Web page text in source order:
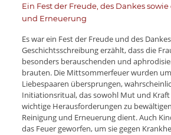
Ein Fest der Freude, des Dankes
und Erneuerung
Es war ein Fest der Freude und des
Geschichtsschreibung erzählt, dass die
besonders berauschenden und
brauten. Die Mittsommerfeuer wurden
Liebespaaren übersprungen,
Initiationsritual, das sowohl Mut und
wichtige Herausforderungen zu
Reinigung und Erneuerung dient. Auch
das Feuer geworfen, um sie gegen